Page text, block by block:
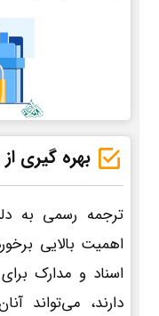
بهره گیری
ترجمه رسمی به
اهمیت بالایی
اسناد و مدارک
دارند، می‌تواند